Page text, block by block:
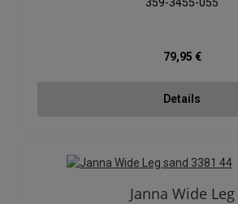
Regulärer Preis:
79,95 €
Details
Janna Wide Leg